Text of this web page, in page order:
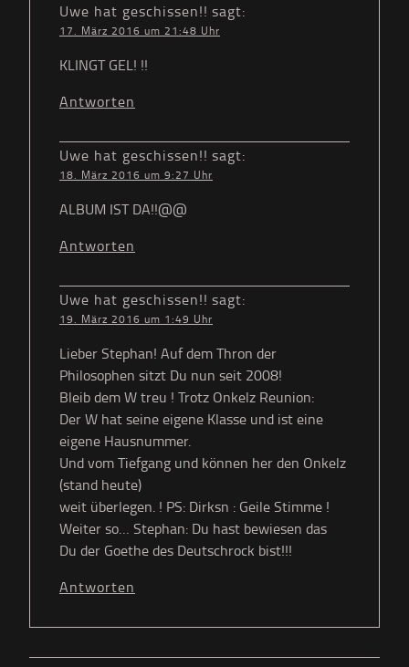
Uwe hat geschissen!! sagt:
17. März 2016 um 21:48 Uhr
KLINGT GEL! !!
Antworten
Uwe hat geschissen!! sagt:
18. März 2016 um 9:27 Uhr
ALBUM IST DA!!@@
Antworten
Uwe hat geschissen!! sagt:
19. März 2016 um 1:49 Uhr
Lieber Stephan! Auf dem Thron der
Philosophen sitzt Du nun seit 2008!
Bleib dem W treu ! Trotz Onkelz Reunion:
Der W hat seine eigene Klasse und ist eine
eigene Hausnummer.
Und vom Tiefgang und können her den Onkelz
(stand heute)
weit überlegen. ! PS: Dirksn : Geile Stimme !
Weiter so… Stephan: Du hast bewiesen das
Du der Goethe des Deutschrock bist!!!
Antworten